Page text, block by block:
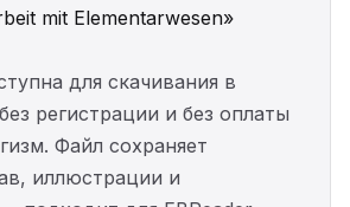
mit Elementarwesen»
для скачивания в
регистрации и без оплаты
Файл сохраняет
иллюстрации и